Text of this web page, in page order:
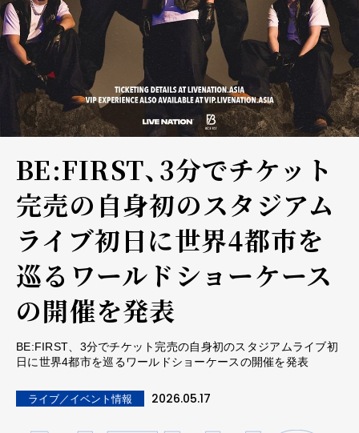
BE:FIRST、3分でチケット
完売の自身初のスタジアム
ライブ初日に世界4都市を
巡るワールドショーケース
の開催を発表
BE:FIRST、3分でチケット完売の自身初のスタジアムライブ初
日に世界4都市を巡るワールドショーケースの開催を発表
ライブ／イベント情報 2026.05.17